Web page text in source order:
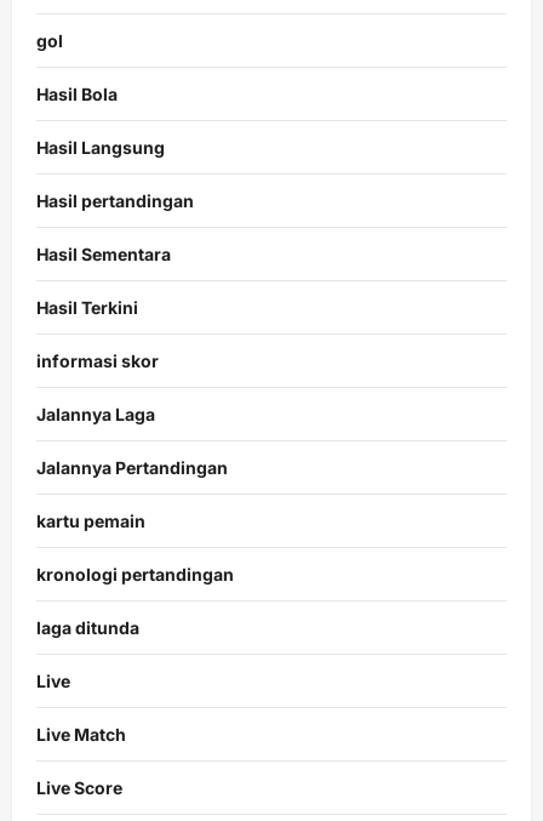
gol
Hasil Bola
Hasil Langsung
Hasil pertandingan
Hasil Sementara
Hasil Terkini
informasi skor
Jalannya Laga
Jalannya Pertandingan
kartu pemain
kronologi pertandingan
laga ditunda
Live
Live Match
Live Score